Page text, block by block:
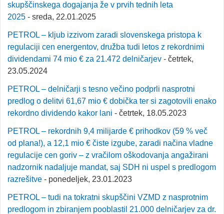
skupščinskega dogajanja že v prvih tednih leta
2025 - sreda, 22.01.2025
PETROL – kljub izzivom zaradi slovenskega pristopa k
regulaciji cen energentov, družba tudi letos z rekordnimi
dividendami 74 mio € za 21.472 delničarjev - četrtek,
23.05.2024
PETROL – delničarji s tesno večino podprli nasprotni
predlog o delitvi 61,67 mio € dobička ter si zagotovili enako
rekordno dividendo kakor lani - četrtek, 18.05.2023
PETROL – rekordnih 9,4 milijarde € prihodkov (59 % več
od plana!), a 12,1 mio € čiste izgube, zaradi načina vladne
regulacije cen goriv – z vračilom oškodovanja angažirani
nadzornik nadaljuje mandat, saj SDH ni uspel s predlogom
razrešitve - ponedeljek, 23.01.2023
PETROL – tudi na tokratni skupščini VZMD z nasprotnim
predlogom in zbiranjem pooblastil 21.000 delničarjev za dr.